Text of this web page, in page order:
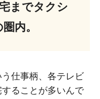
までタクシ
内。
仕事柄、各テレビ
ることが多いんで